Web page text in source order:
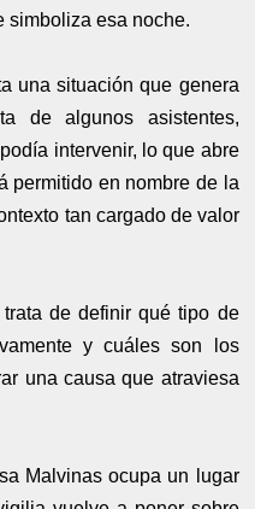
simboliza esa noche.
una situación que genera
de algunos asistentes,
intervenir, lo que abre
permitido en nombre de la
tan cargado de valor
de definir qué tipo de
y cuáles son los
una causa que atraviesa
Malvinas ocupa un lugar